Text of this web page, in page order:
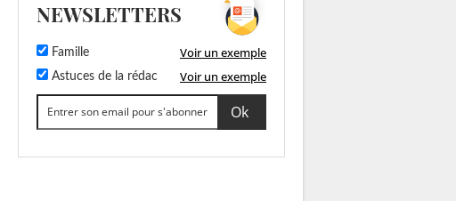
NEWSLETTERS
Famille Voir un exemple
Astuces de la rédac Voir un exemple